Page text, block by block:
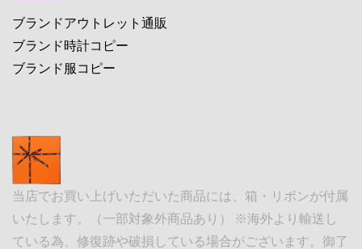
ブランドアウトレット通販
ブランド時計コピー
ブランド服コピー
当店でお買い上げいただいた商品には、箱・リボンが付属
いたします。（一部対象外商品あり） ※海外より輸送し
ている為、修復跡や破損している場合がございます。御了